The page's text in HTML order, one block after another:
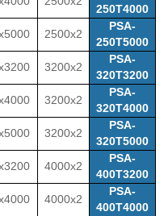
250T4000
PSA-
250T5000
2500x2
PSA-
320T3200
3200x2
PSA-
320T4000
3200x2
PSA-
320T5000
3200x2
PSA-
400T3200
4000x2
PSA-
400T4000
4000x2